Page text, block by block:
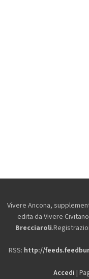
Vivere Ancona,
edita da Vivere
Brecciaroli
RSS: http://
Accedi |